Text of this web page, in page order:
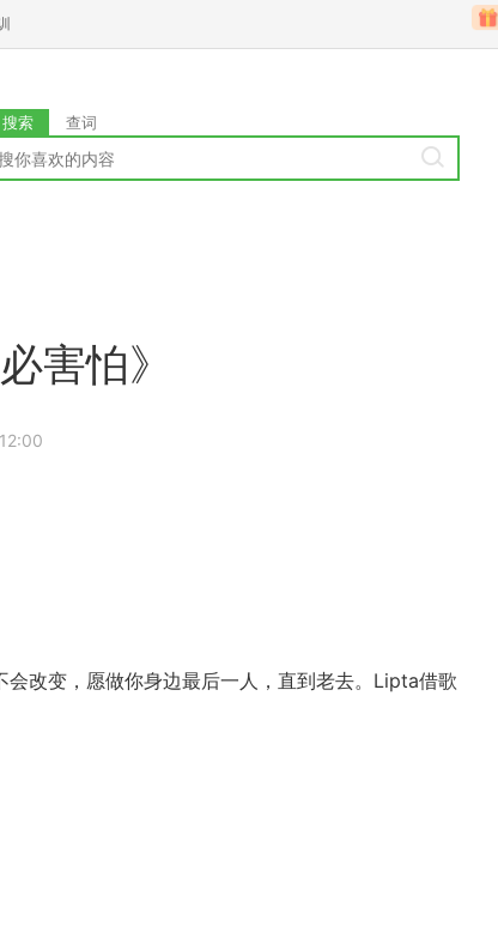
搜索 查词
害怕》
改变，愿做你身边最后一人，直到老去。Lipta借歌